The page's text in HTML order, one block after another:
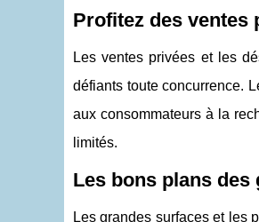
Profitez des ventes
Les ventes privées et les
défiants toute concurrence.
aux consommateurs à la
limités.
Les bons plans
Les grandes surfaces et les